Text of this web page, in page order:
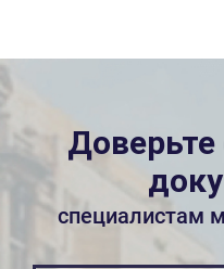
специалистам